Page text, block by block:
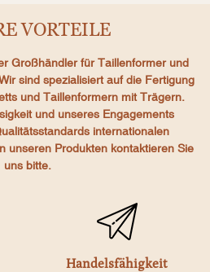
VORTEILE
Großhändler für Taillenformer und
sind spezialisiert auf die Fertigung
und Taillenformern mit Trägern.
und unseres Engagements
internationalen
unseren Produkten kontaktieren Sie
uns bitte.
Handelsfähigkeit